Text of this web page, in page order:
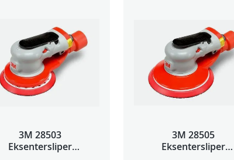
3M 28503
Eksentersliper
3M 28505
Eksentersliper